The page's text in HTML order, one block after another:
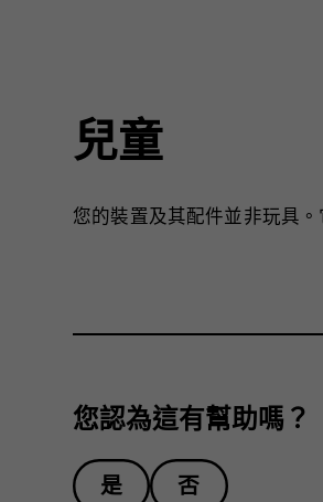
兒童
您的裝置及其配件並非玩具
您認為這有幫助嗎？
是 否